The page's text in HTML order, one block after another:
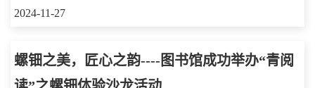
2024-11-27
螺钿之美，匠心之韵----图书馆成功举办“青阅